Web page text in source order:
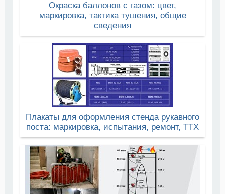
Окраска баллонов с газом: цвет,
маркировка, тактика тушения, общие
сведения
Плакаты для оформления стенда рукавного
поста: маркировка, испытания, ремонт, ТТХ